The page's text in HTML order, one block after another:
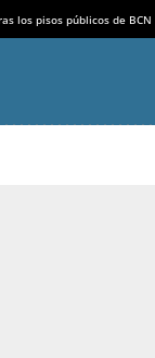
los pisos públicos de BCN